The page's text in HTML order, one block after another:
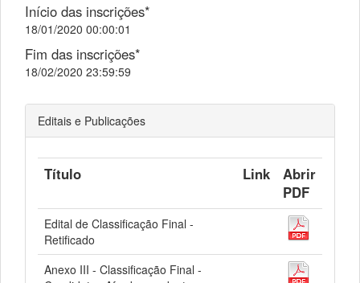
Início das inscrições*
18/01/2020 00:00:01
Fim das inscrições*
18/02/2020 23:59:59
Editais e Publicações
Título Link
Abrir
PDF
Edital de Classificação Final -
Retificado
Anexo III - Classificação Final -